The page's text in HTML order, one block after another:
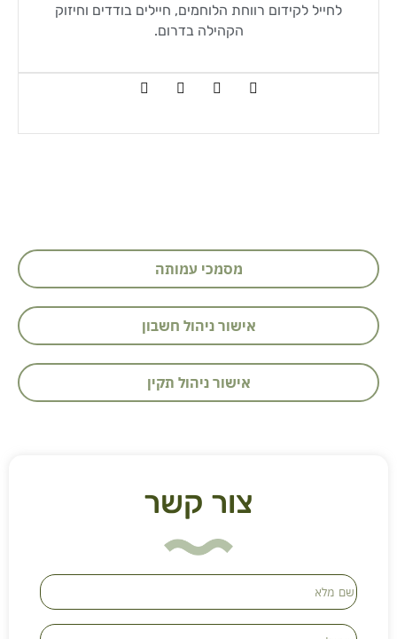
לחייל לקידום רווחת הלוחמים, חיילים בודדים וחיזוק
הקהילה בדרום.
מסמכי עמותה
אישור ניהול חשבון
אישור ניהול תקין
צור קשר